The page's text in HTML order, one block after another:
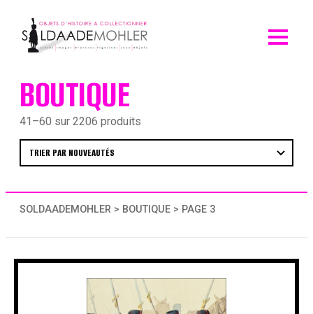
content
BOUTIQUE
41–60 sur 2206 produits
SOLDAADEMOHLER > BOUTIQUE > PAGE 3